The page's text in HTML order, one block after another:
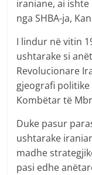
iraniane, ai
nga SHBA-ja,
I lindur në vitin
ushtarake si
Revolucionare
gjeografi
Kombëtar të
Duke pasur
ushtarake
madhe
pasi edhe